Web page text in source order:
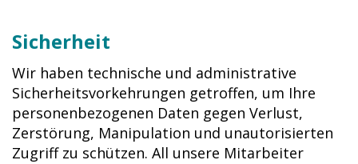
Sicherheit
Wir haben technische und administrative
Sicherheitsvorkehrungen getroffen, um Ihre
personenbezogenen Daten gegen Verlust,
Zerstörung, Manipulation und unautorisierten
Zugriff zu schützen. All unsere Mitarbeiter